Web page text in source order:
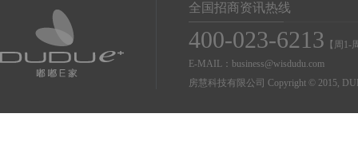
全国招商资讯热线
400-023-6213 【周1-
E-MAIL：business@wisdudu.com
房慧科技有限公司 Copyright © 2015,